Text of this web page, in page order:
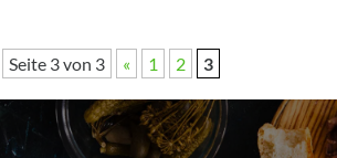
Seite 3 von 3 « 1 2 3